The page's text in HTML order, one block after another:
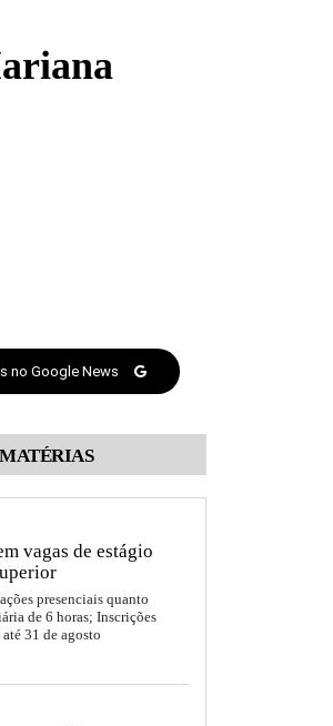
no Google News
vagas de estágio
presenciais quanto
de 6 horas; Inscrições
31 de agosto